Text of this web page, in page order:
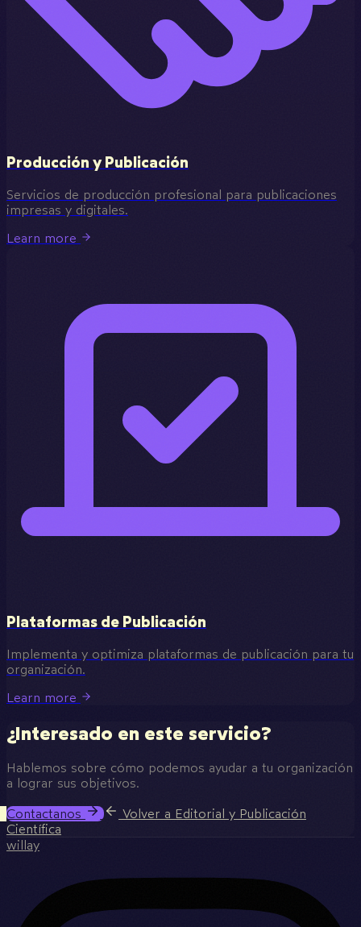
Producción y Publicación
Servicios de producción profesional para publicaciones
impresas y digitales.
Learn more
Plataformas de Publicación
Implementa y optimiza plataformas de publicación para tu
organización.
Learn more
¿Interesado en este servicio?
Hablemos sobre cómo podemos ayudar a tu organización
a lograr sus objetivos.
Contactanos
Volver a Editorial y Publicación
Científica
willay